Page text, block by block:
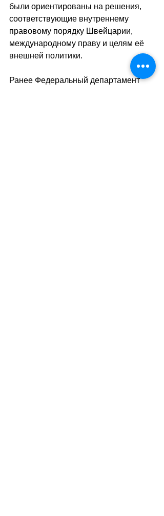
были ориентированы на решения,
соответствующие внутреннему
правовому порядку Швейцарии,
международному праву и целям её
внешней политики.
Ранее Федеральный департамент